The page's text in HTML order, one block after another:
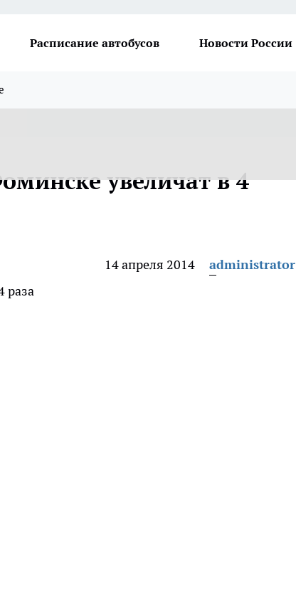
Расписание автобусов Новости России
увеличат в 4
14 апреля 2014 administrator